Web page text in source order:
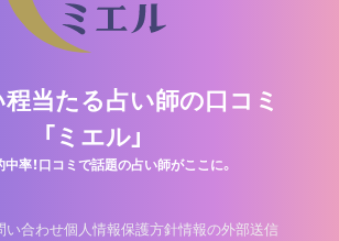
当たる占い師の口コミ
「ミエル」
率！口コミで話題の占い師がここに。
い合わせ個人情報保護方針情報の外部送信